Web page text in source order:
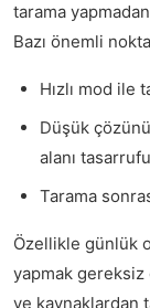
tarama
Bazı önemli
Hızlı mod ile
Düşük
alanı
Tarama
Özellikle günlük
yapmak gereksiz
ve kaynaklardan